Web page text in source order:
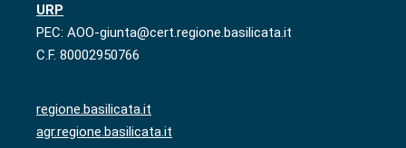
URP
PEC: AOO-giunta@cert.regione.basilicata.it
C.F. 80002950766
regione.basilicata.it
agr.regione.basilicata.it